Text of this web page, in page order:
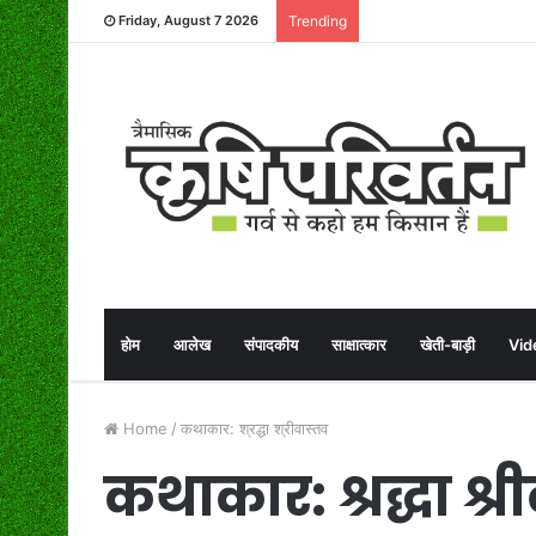
Friday, August 7 2026 Trending
होम आलेख संपादकीय साक्षात्कार खेती-बाड़ी
Home / कथाकार: श्रद्धा श्रीवास्तव
कथाकार: श्रद्धा